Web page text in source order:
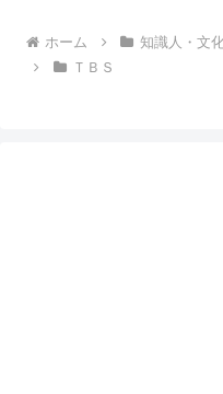
ホーム 知識人・文
ＴＢＳ